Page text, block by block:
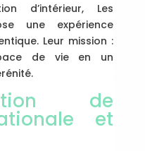
d’intérieur, Les
une expérience
Leur mission :
de vie en un
de
et